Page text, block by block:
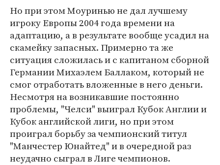
Но при этом Моуринью не дал лучшему
игроку Европы 2004 года времени на
адаптацию, а в результате вообще усадил на
скамейку запасных. Примерно та же
ситуация сложилась и с капитаном сборной
Германии Михаэлем Баллаком, который не
смог отработать вложенные в него деньги.
Несмотря на возникавшие постоянно
проблемы, "Челси" выиграл Кубок Англии и
Кубок английской лиги, но при этом
проиграл борьбу за чемпионский титул
"Манчестер Юнайтед" и в очередной раз
неудачно сыграл в Лиге чемпионов.